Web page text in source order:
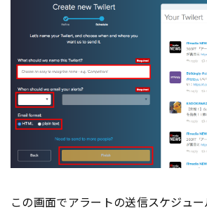
この画面でアラートの送信スケジュー